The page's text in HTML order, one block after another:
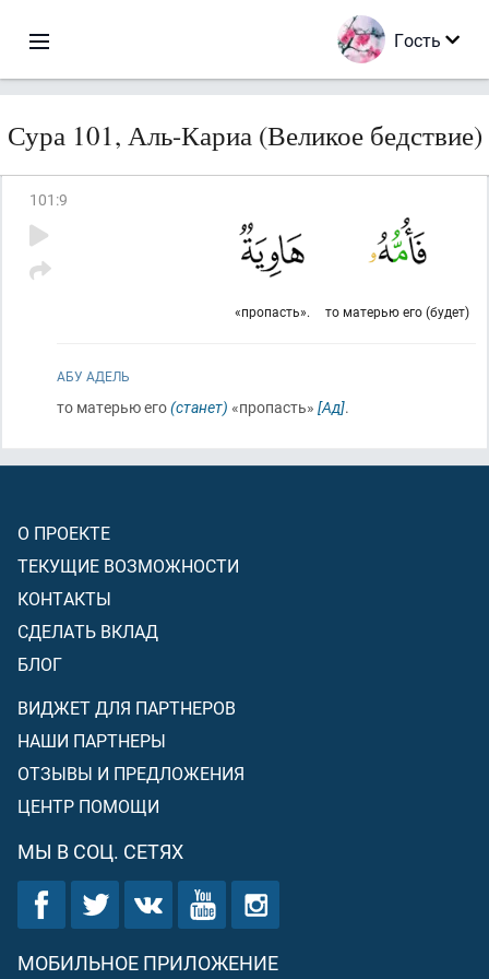
Гость
Сура 101, Аль-Кариа (Великое бедствие)
101 :9
то матерью его (будет)
«пропасть».
АБУ АДЕЛЬ
то матерью его(станет) «пропасть» [Ад].
О ПРОЕКТЕ
ТЕКУЩИЕ ВОЗМОЖНОСТИ
КОНТАКТЫ
СДЕЛАТЬ ВКЛАД
БЛОГ
ВИДЖЕТ ДЛЯ ПАРТНЕРОВ
НАШИ ПАРТНЕРЫ
ОТЗЫВЫ И ПРЕДЛОЖЕНИЯ
ЦЕНТР ПОМОЩИ
МЫ В СОЦ. СЕТЯХ
МОБИЛЬНОЕ ПРИЛОЖЕНИЕ